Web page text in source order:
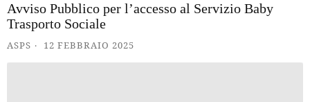
Avviso Pubblico per l’accesso al Servizio Baby
Trasporto Sociale
ASPS 12 FEBBRAIO 2025